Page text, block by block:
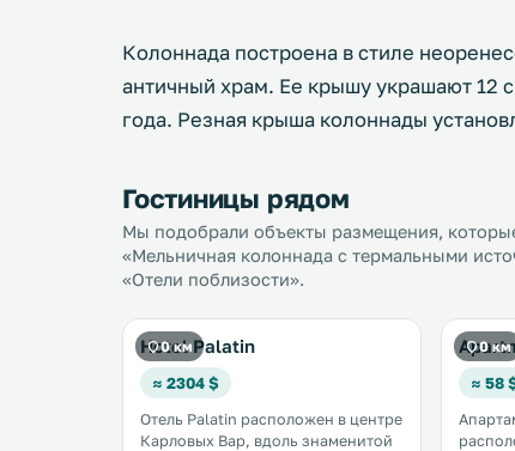
Колоннада построена в стиле
античный храм. Ее крышу украшают 12
года. Резная крыша колоннады
Гостиницы рядом
Мы подобрали объекты размещения,
«Мельничная колоннада с термальными
«Отели поблизости».
0 км
Hotel Palatin
≈ 2304 $
Отель Palatin расположен в центре
Карловых Вар, вдоль знаменитой
0 км
≈ 58